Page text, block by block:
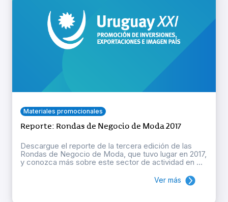
Materiales promocionales
Reporte: Rondas de Negocio de Moda 2017
Descargue el reporte de la tercera edición de las
Rondas de Negocio de Moda, que tuvo lugar en 2017,
y conozca más sobre este sector de actividad en ...
Ver más